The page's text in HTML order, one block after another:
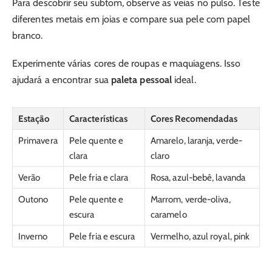
Para descobrir seu subtom, observe as veias no pulso. Teste
diferentes metais em joias e compare sua pele com papel
branco.
Experimente várias cores de roupas e maquiagens. Isso
ajudará a encontrar sua paleta pessoal ideal.
Estação Características
Cores Recomendadas
Primavera
Pele quente e
clara
Amarelo, laranja, verde-
claro
Verão
Pele fria e clara
Rosa, azul-bebê, lavanda
Outono
Pele quente e
escura
Marrom, verde-oliva,
caramelo
Inverno
Pele fria e escura Vermelho, azul royal, pink